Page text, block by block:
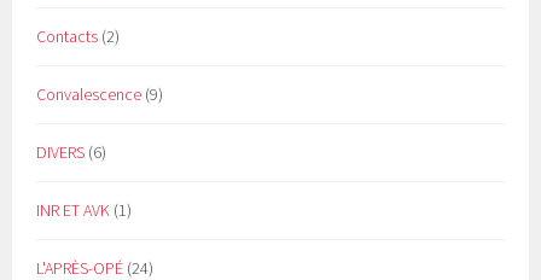
Contacts (2)
Convalescence (9)
DIVERS (6)
INR ET AVK (1)
L'APRÈS-OPÉ (24)